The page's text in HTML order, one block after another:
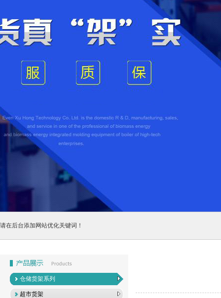
请在后台添加网站优化关键词！
仓储货架系列
超市货架